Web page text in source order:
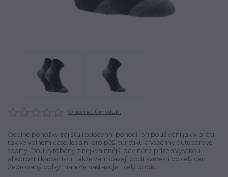
Ohodnotiť produkt
Odolné ponožky zajišťují celodenní pohodlí při používání jak v práci,
tak ve volném čase. Ideální pro pěší turistiku a všechny outdoorové
sporty. Jsou vyrobeny z nejkvalitnější bavlněné příze s vysokou
absorpční kapacitou, takže vám dávají pocit svěžesti po celý den.
Žebrovaný pobyt nahoře nastavuje... celý popis